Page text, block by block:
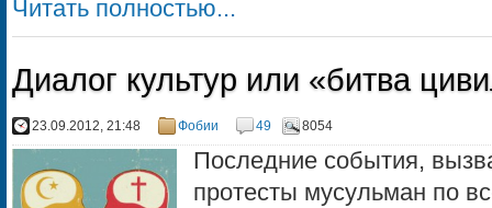
Читать полностью...
Диалог культур или «битва
23.09.2012, 21:48 Фобии 49 8054
Последние события,
протесты мусульман по